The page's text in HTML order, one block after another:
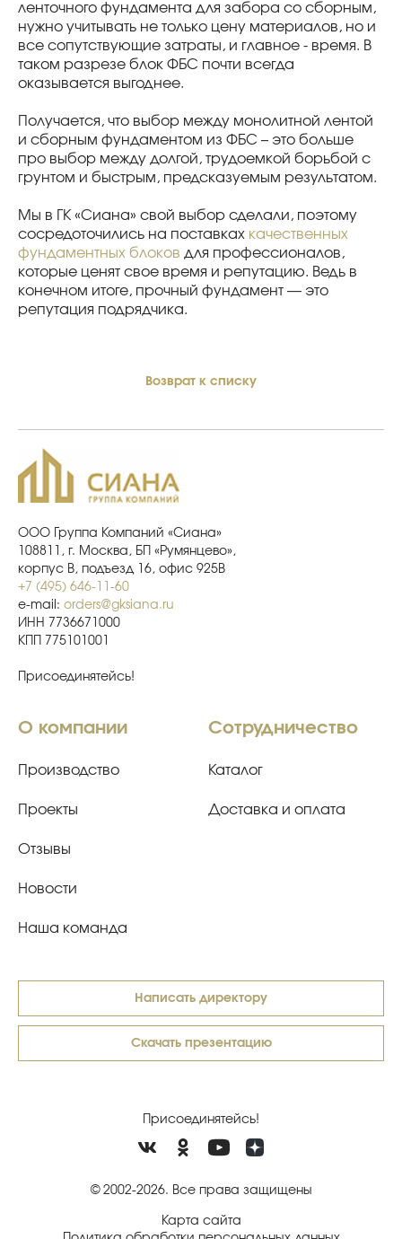
ленточного фундамента для забора со сборным,
нужно учитывать не только цену материалов, но и
все сопутствующие затраты, и главное - время. В
таком разрезе блок ФБС почти всегда
оказывается выгоднее.
Получается, что выбор между монолитной лентой
и сборным фундаментом из ФБС – это больше
про выбор между долгой, трудоемкой борьбой с
грунтом и быстрым, предсказуемым результатом.
Мы в ГК «Сиана» свой выбор сделали, поэтому
сосредоточились на поставках качественных
фундаментных блоков для профессионалов,
которые ценят свое время и репутацию. Ведь в
конечном итоге, прочный фундамент — это
репутация подрядчика.
Возврат к списку
ООО Группа Компаний «Сиана»
108811, г. Москва, БП «Румянцево»,
корпус В, подъезд 16, офис 925В
+7 (495) 646-11-60
e-mail: orders@gksiana.ru
ИНН 7736671000
КПП 775101001
Присоединятейсь!
О компании
Производство
Проекты
Отзывы
Новости
Наша команда
Сотрудничество
Каталог
Доставка и оплата
Написать директору
Скачать презентацию
Присоединятейсь!
© 2002-2026. Все права защищены
Карта сайта